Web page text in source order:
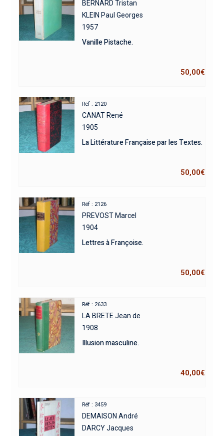
BERNARD Tristan
KLEIN Paul Georges
1957
Vanille Pistache.
50,00€
Réf : 2120
CANAT René
1905
La Littérature Française par les Textes.
50,00€
Réf : 2126
PREVOST Marcel
1904
Lettres à Françoise.
50,00€
Réf : 2633
LA BRETE Jean de
1908
Illusion masculine.
40,00€
Réf : 3459
DEMAISON André
DARCY Jacques